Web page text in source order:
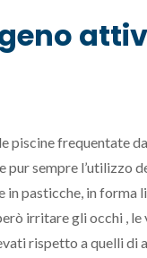
piscine frequentate
sempre l’utilizzo
pasticche, in forma
irritare gli occhi , le
rispetto a quelli di